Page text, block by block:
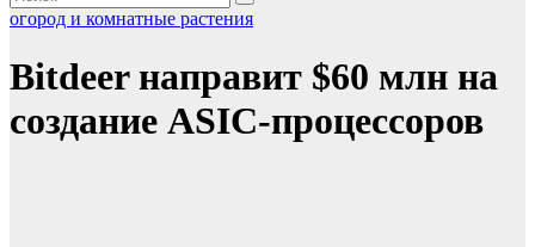
огород и комнатные растения
Bitdeer направит $60 млн на
создание ASIC-процессоров